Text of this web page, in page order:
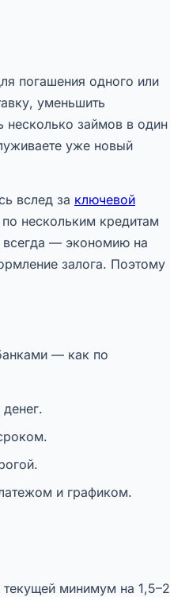
погашения одного или
уменьшить
несколько займов в один
уже новый
вслед за ключевой
нескольким кредитам
всегда — экономию на
залога. Поэтому
— как по
и графиком.
минимум на 1,5–2